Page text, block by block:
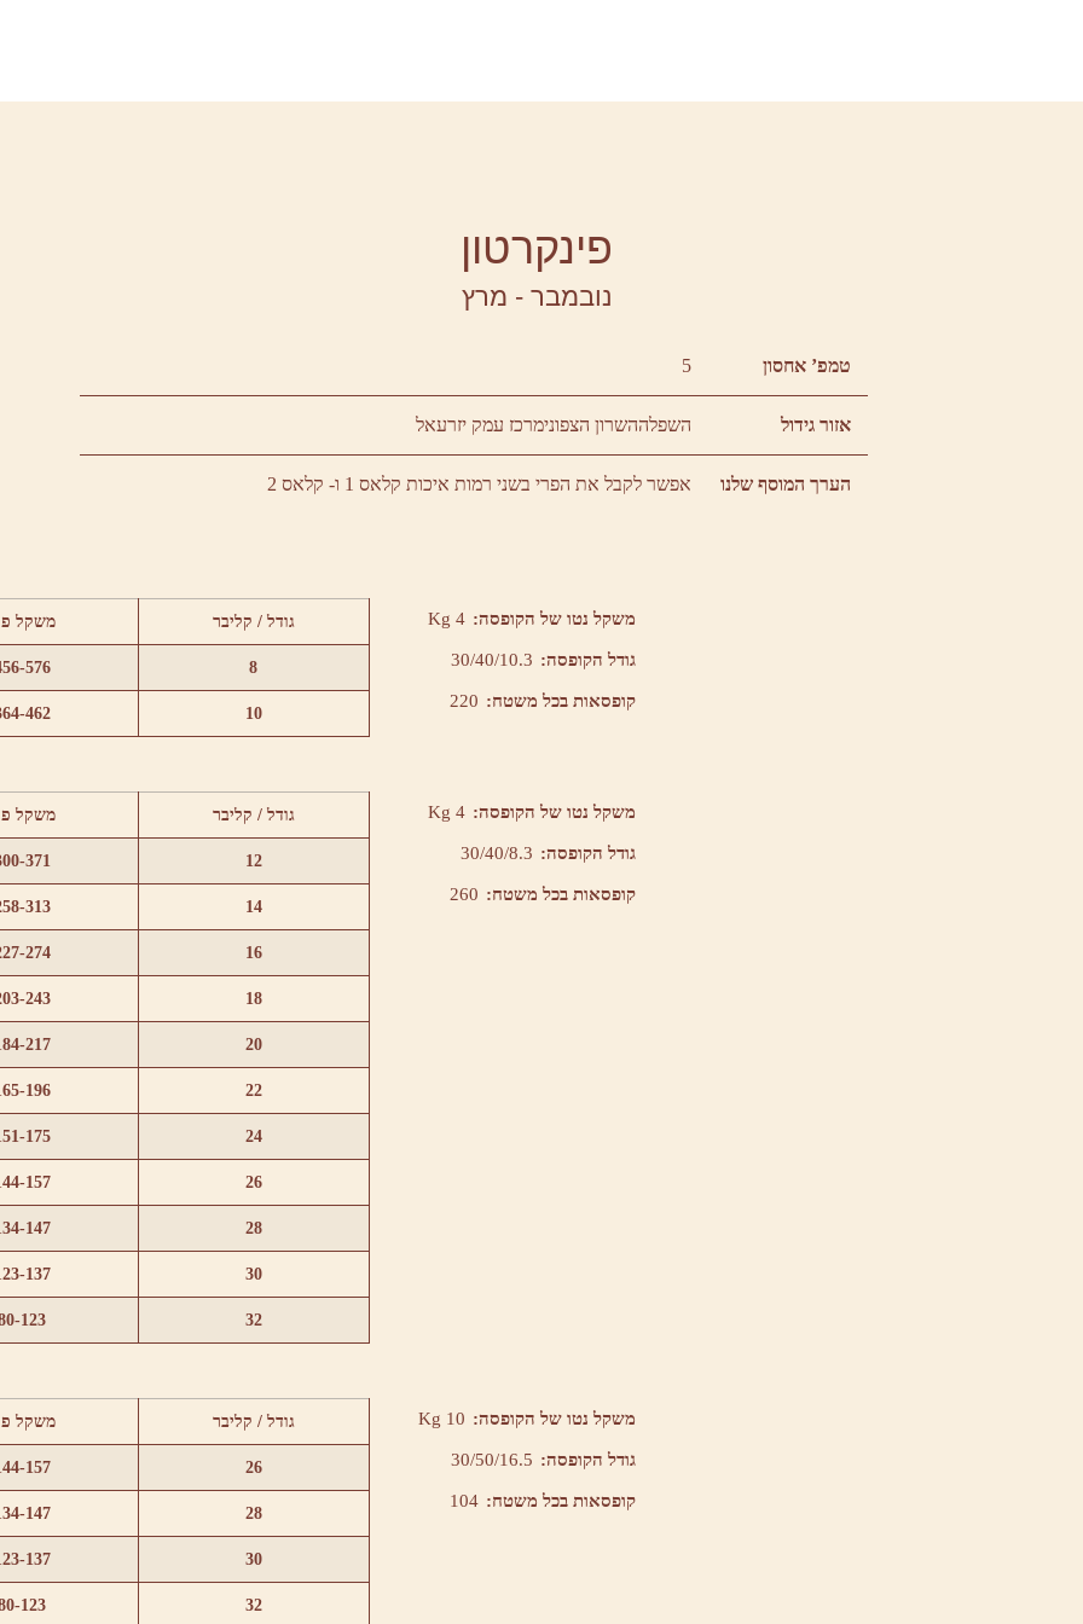
פינקרטון
נובמבר - מרץ
טמפ’ אחסון 5
אזור גידול השפלההשרון הצפונימרכז עמק יזרעאל
הערך המוסף שלנו אפשר לקבל את הפרי בשני רמות איכות קלאס 1 ו- קלאס 2
משקל נטו של הקופסה: 4 Kg
גודל הקופסה: 30/40/10.3
קופסאות בכל משטח: 220
גודל / קליבר משקל
8
576
10
462
משקל נטו של הקופסה: 4 Kg
גודל הקופסה: 30/40/8.3
קופסאות בכל משטח: 260
גודל / קליבר משקל
12
371
14
313
16
274
18
243
20
217
22
196
24
175
26
157
28
147
30
137
32
123
משקל נטו של הקופסה: 10 Kg
גודל הקופסה: 30/50/16.5
קופסאות בכל משטח: 104
גודל / קליבר משקל
26
157
28
147
30
137
32
123